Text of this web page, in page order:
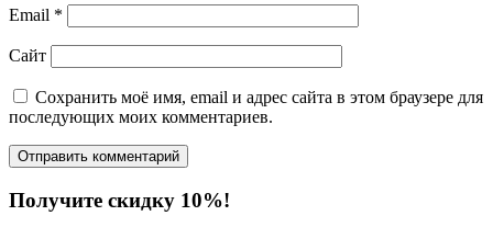
Email *
Сайт
Сохранить моё имя, email и адрес сайта в этом браузере для
последующих моих комментариев.
Получите скидку 10%!